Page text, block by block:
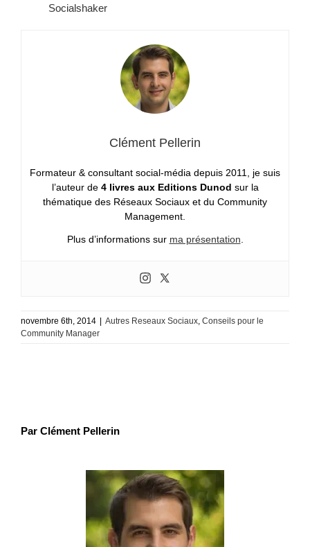
Socialshaker
Clément Pellerin
Formateur & consultant social-média depuis 2011, je suis
l’auteur de 4 livres aux Editions Dunod sur la
thématique des Réseaux Sociaux et du Community
Management.
Plus d’informations sur ma présentation.
novembre 6th, 2014 Autres Reseaux Sociaux, Conseils pour le
Community Manager
Par Clément Pellerin